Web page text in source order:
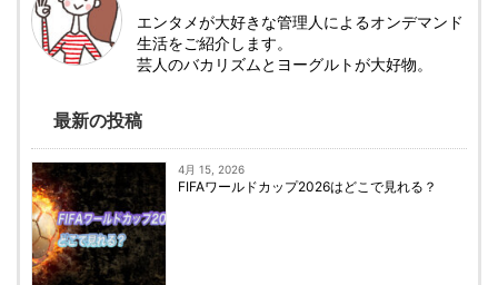
エンタメが大好きな管理人によるオンデマンド
生活をご紹介します。
芸人のバカリズムとヨーグルトが大好物。
最新の投稿
4月 15, 2026
FIFAワールドカップ2026はどこで見れる？